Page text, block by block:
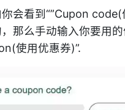
会看到“”Cupon code(
那么手动输入你要用
使用优惠券)”.